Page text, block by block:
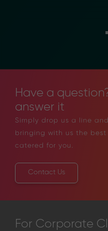
Have a
answer it
Simply drop us a line
bringing with us the
catered for you.
Contact Us
For Corporate